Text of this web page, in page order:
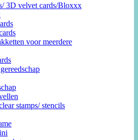
3D velvet cards/Bloxxx
voor meerdere
stamps/ stencils